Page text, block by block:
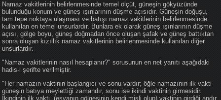
Namaz vakitlerinin belirlenmesinde temel ölçüt, güneşin gökyüzünde
bulunduğu konum ve güneş ışınlarının düşme açısıdır. Güneşin doğuşu,
tam tepe noktaya ulaşması ve batışı namaz vakitlerinin belirlenmesinde
kullanılan en temel unsurlardır. Bunlara ek olarak güneş ışınlarının düşme
açısı, gölge boyu, güneş doğmadan önce oluşan şafak ve güneş battıktan
sonra oluşan kızıllık namaz vakitlerinin belirlenmesinde kullanılan diğer
unsurlardır.
"Namaz vakitlerinin nasıl hesaplanır?" sorusunun en net yanıtı aşağıdaki
hadis-i şerifte verilmiştir.
"Her namazın vaktinin başlangıcı ve sonu vardır; öğle namazının ilk vakti
güneşin batıya meylettiği zamandır, sonu ise ikindi vaktinin girmesidir.
İkindinin ilk vakti, (eşyanın gölgesinin kendi misli olup) vaktinin girdiği andır,